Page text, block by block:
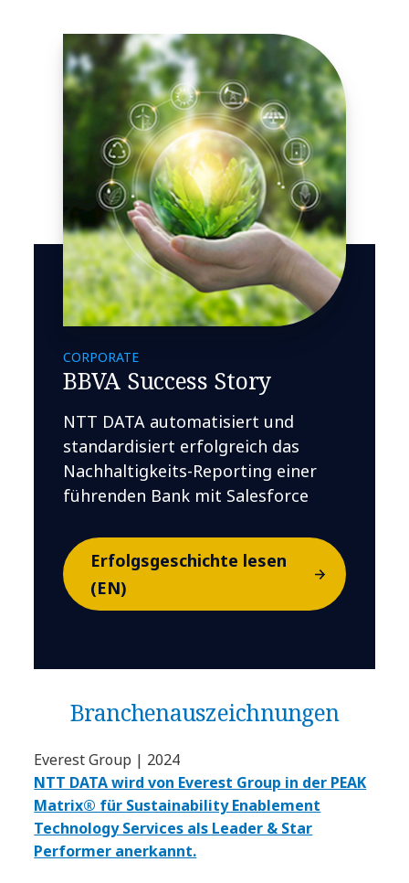
CORPORATE
BBVA Success Story
NTT DATA automatisiert und
standardisiert erfolgreich das
Nachhaltigkeits-Reporting einer
führenden Bank mit Salesforce
Erfolgsgeschichte lesen
(EN)
Branchen­auszeichnungen
Everest Group | 2024
NTT DATA wird von Everest Group in der PEAK
Matrix® für Sustainability Enablement
Technology Services als Leader & Star
Performer anerkannt.